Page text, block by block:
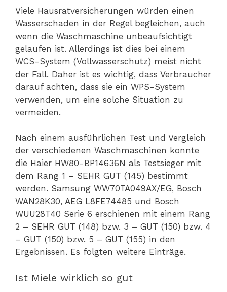
Viele Hausratversicherungen würden einen
Wasserschaden in der Regel begleichen, auch
wenn die Waschmaschine unbeaufsichtigt
gelaufen ist. Allerdings ist dies bei einem
WCS-System (Vollwasserschutz) meist nicht
der Fall. Daher ist es wichtig, dass Verbraucher
darauf achten, dass sie ein WPS-System
verwenden, um eine solche Situation zu
vermeiden.
Nach einem ausführlichen Test und Vergleich
der verschiedenen Waschmaschinen konnte
die Haier HW80-BP14636N als Testsieger mit
dem Rang 1 – SEHR GUT (145) bestimmt
werden. Samsung WW70TA049AX/EG, Bosch
WAN28K30, AEG L8FE74485 und Bosch
WUU28T40 Serie 6 erschienen mit einem Rang
2 – SEHR GUT (148) bzw. 3 – GUT (150) bzw. 4
– GUT (150) bzw. 5 – GUT (155) in den
Ergebnissen. Es folgten weitere Einträge.
Ist Miele wirklich so gut